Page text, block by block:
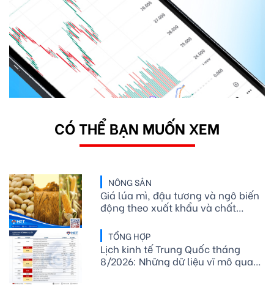
CÓ THỂ BẠN MUỐN XEM
NÔNG SẢN
Giá lúa mì, đậu tương và ngô biến
động theo xuất khẩu và chất
TỔNG HỢP
Lịch kinh tế Trung Quốc tháng
8/2026: Những dữ liệu vĩ mô quan